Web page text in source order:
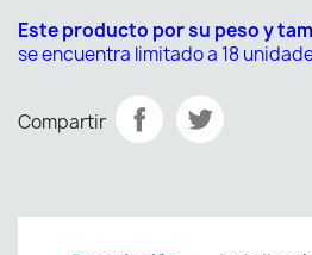
Este producto por su peso y
se encuentra limitado a 18
Compartir